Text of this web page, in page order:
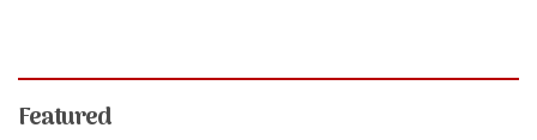
Featured